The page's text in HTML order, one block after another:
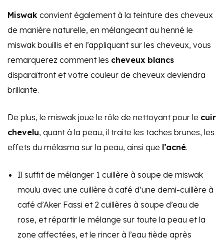
Miswak convient également à la teinture des cheveux
de manière naturelle, en mélangeant au henné le
miswak bouillis et en l’appliquant sur les cheveux, vous
remarquerez comment les cheveux blancs
disparaîtront et votre couleur de cheveux deviendra
brillante.
De plus, le miswak joue le rôle de nettoyant pour le cuir
chevelu, quant à la peau, il traite les taches brunes, les
effets du mélasma sur la peau, ainsi que l’acné.
Il suffit de mélanger 1 cuillère à soupe de miswak
moulu avec une cuillère à café d’une demi-cuillère à
café d’Aker Fassi et 2 cuillères à soupe d’eau de
rose, et répartir le mélange sur toute la peau et la
zone affectées, et le rincer à l’eau tiède après